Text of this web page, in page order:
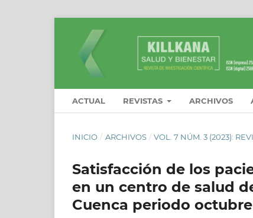
ACTUAL REVISTAS ARCHIVOS
INICIO / ARCHIVOS / VOL. 7 NÚM. 3 (2023):
Satisfacción de los
en un centro de salud
Cuenca periodo